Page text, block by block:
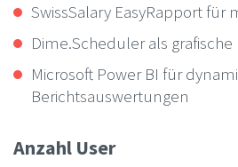
SwissSalary EasyRapport für
Dime.Scheduler als
Microsoft Power BI für
Berichtsauswertungen
Anzahl User